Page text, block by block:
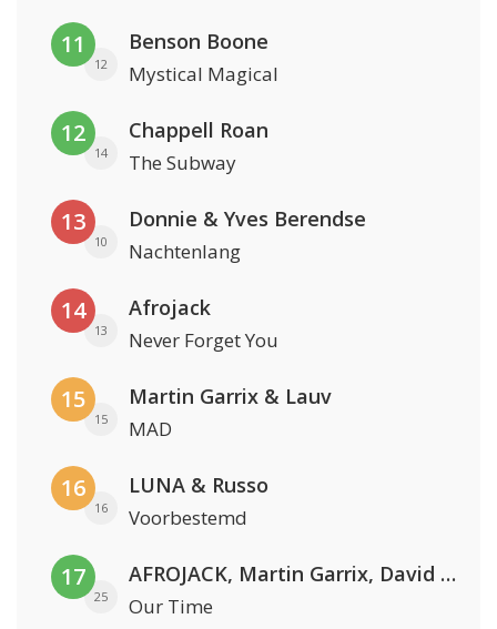
11
12
Benson Boone
Mystical Magical
12
14
Chappell Roan
The Subway
13
10
Donnie & Yves Berendse
Nachtenlang
14
13
Afrojack
Never Forget You
15
15
Martin Garrix & Lauv
MAD
16
16
LUNA & Russo
Voorbestemd
17
25
AFROJACK, Martin Garrix, David Guetta & Amél
Our Time